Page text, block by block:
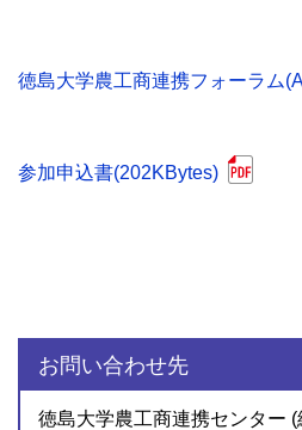
徳島大学農工商連携フォーラム
参加申込書(202KBytes)
お問い合わせ先
徳島大学農工商連携センター